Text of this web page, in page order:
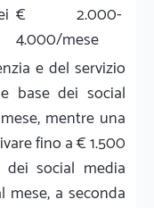
€ 2.000-
4.000/mese
e del servizio
base dei social
mentre una
fino a € 1.500
social media
a seconda